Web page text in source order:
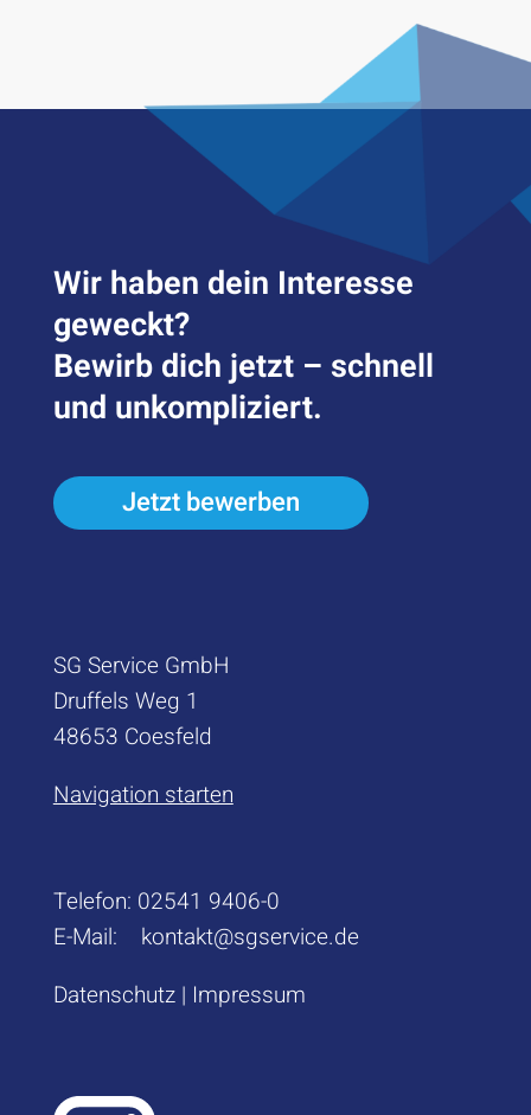
Wir haben dein Inter­esse
geweckt?
Bewirb dich jetzt – schnell
und unkompliziert.
Jetzt bewerben
SG Service GmbH
Druffels Weg 1
48653 Coesfeld
Navigation starten
Telefon: 02541 9406-0
E-Mail: kontakt@sgservice.de
Datenschutz| Impressum